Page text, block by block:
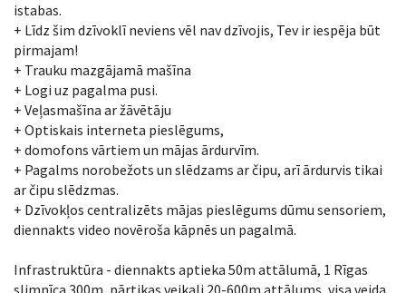
Kontakti
istabas.
+ Līdz šim dzīvoklī neviens vēl nav dzīvojis, Tev ir iespēja būt
pirmajam!
+ Trauku mazgājamā mašīna
+ Logi uz pagalma pusi.
+ Veļasmašīna ar žāvētāju
+ Optiskais interneta pieslēgums,
+ domofons vārtiem un mājas ārdurvīm.
+ Pagalms norobežots un slēdzams ar čipu, arī ārdurvis tikai
ar čipu slēdzmas.
+ Dzīvokļos centralizēts mājas pieslēgums dūmu sensoriem,
diennakts video novēroša kāpnēs un pagalmā.
Infrastruktūra - diennakts aptieka 50m attālumā, 1 Rīgas
slimnīca 300m, pārtikas veikali 20-600m attālums, visa veida